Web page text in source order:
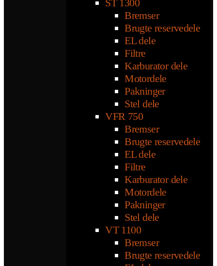
ST 1300
Bremser
Brugte reservedele
EL dele
Filtre
Karburator dele
Motordele
Pakninger
Stel dele
VFR 750
Bremser
Brugte reservedele
EL dele
Filtre
Karburator dele
Motordele
Pakninger
Stel dele
VT 1100
Bremser
Brugte reservedele